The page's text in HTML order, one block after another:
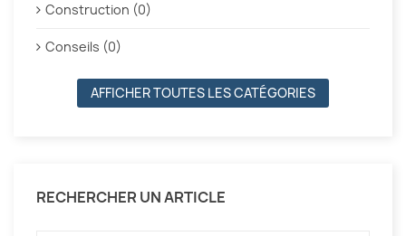
Construction (0)
Conseils (0)
AFFICHER TOUTES LES CATÉGORIES
RECHERCHER UN ARTICLE